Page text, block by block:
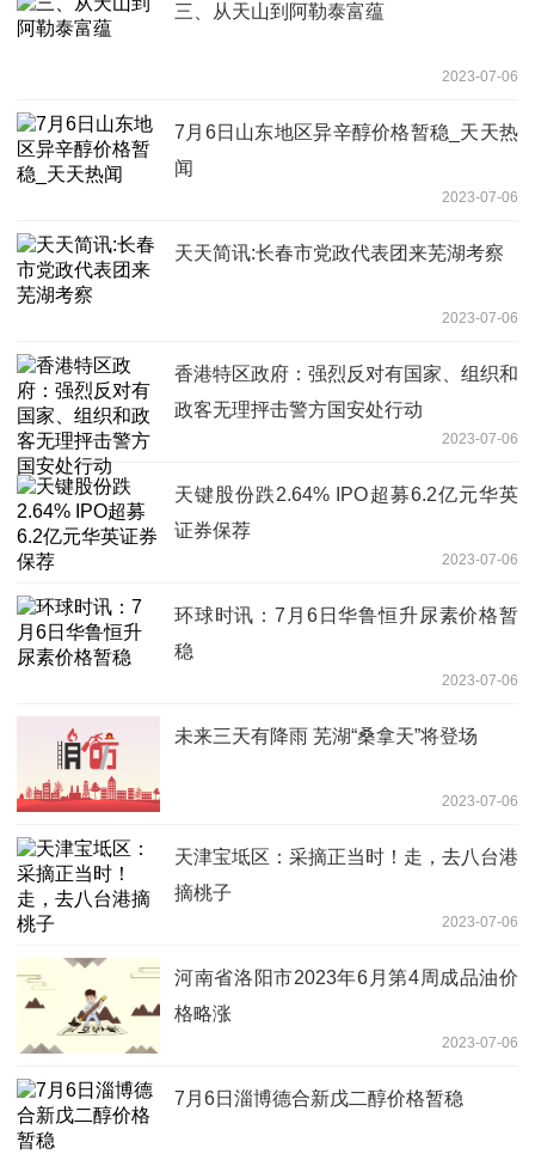
三、从天山到阿勒泰富蕴
2023-07-06
7月6日山东地区异辛醇价格暂稳_天天热
闻
2023-07-06
天天简讯:长春市党政代表团来芜湖考察
2023-07-06
香港特区政府：强烈反对有国家、组织和
政客无理抨击警方国安处行动
2023-07-06
天键股份跌2.64% IPO超募6.2亿元华英
证券保荐
2023-07-06
环球时讯：7月6日华鲁恒升尿素价格暂
稳
2023-07-06
未来三天有降雨 芜湖“桑拿天”将登场
2023-07-06
天津宝坻区：采摘正当时！走，去八台港
摘桃子
2023-07-06
河南省洛阳市2023年6月第4周成品油价
格略涨
2023-07-06
7月6日淄博德合新戊二醇价格暂稳